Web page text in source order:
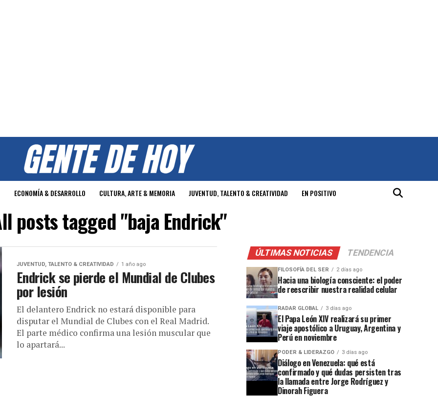
ECONOMÍA & DESARROLLO CULTURA, ARTE & MEMORIA JUVENTUD, TALENTO & CREATIVIDAD EN POSITIVO
posts tagged "baja Endrick"
JUVENTUD, TALENTO & CREATIVIDAD 1 año ago
Endrick se pierde el Mundial de Clubes
por lesión
El delantero Endrick no estará disponible para
disputar el Mundial de Clubes con el Real Madrid.
El parte médico confirma una lesión muscular que
lo apartará...
ÚLTIMAS NOTICIAS TENDENCIA
FILOSOFÍA DEL SER 2 días ago
Hacia una biología consciente: el poder
de reescribir nuestra realidad celular
RADAR GLOBAL 3 días ago
El Papa León XIV realizará su primer
viaje apostólico a Uruguay, Argentina y
Perú en noviembre
PODER & LIDERAZGO 3 días ago
Diálogo en Venezuela: qué está
confirmado y qué dudas persisten tras
la llamada entre Jorge Rodríguez y
Dinorah Figuera